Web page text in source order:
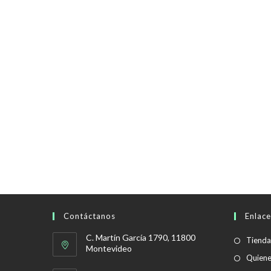
Contáctanos
C. Martín García 1790, 11800
Montevideo
Tienda